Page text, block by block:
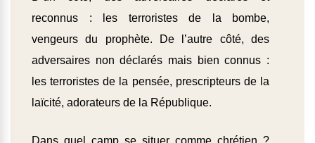
reconnus : les terroristes de la bombe,
vengeurs du prophète. De l’autre côté, des
adversaires non déclarés mais bien connus :
les terroristes de la pensée, prescripteurs de la
laïcité, adorateurs de la République.
Dans quel camp se situer comme chrétien ?